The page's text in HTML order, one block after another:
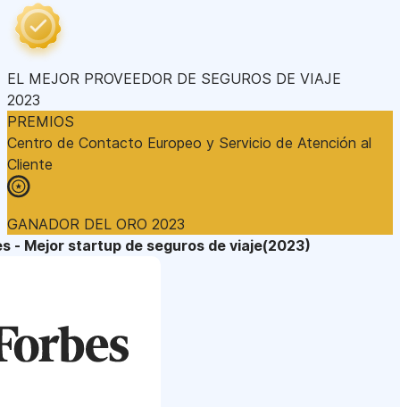
EL MEJOR PROVEEDOR DE SEGUROS DE VIAJE
2023
PREMIOS
Centro de Contacto Europeo y Servicio de Atención al
Cliente
GANADOR DEL ORO 2023
- Mejor startup de seguros de viaje(2023)